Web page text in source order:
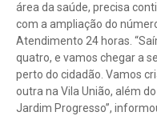
área da saúde, precisa
com a ampliação do
Atendimento 24 horas.
quatro, e vamos chegar a
perto do cidadão. Vamos
outra na Vila União, além
Jardim Progresso”,